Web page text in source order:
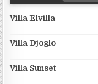
Villa Elvilla
Villa Djoglo
Villa Sunset